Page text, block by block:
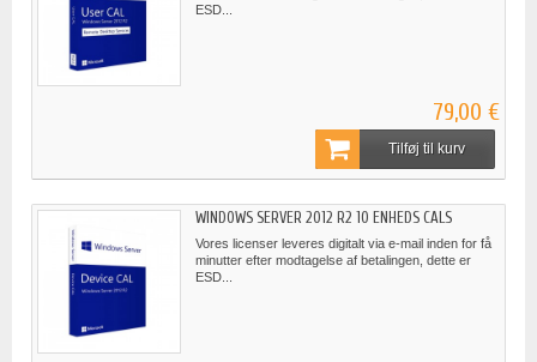
ESD...
79,00 €
Tilføj til kurv
WINDOWS SERVER 2012 R2 10 ENHEDS CALS
Vores licenser leveres digitalt via e-mail inden for få
minutter efter modtagelse af betalingen, dette er
ESD...